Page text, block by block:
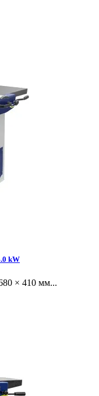
kW
× 410 мм...